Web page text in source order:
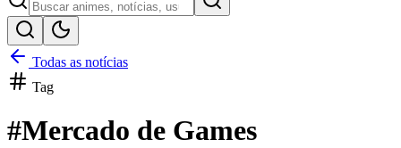
Todas as notícias
Tag
#Mercado de Games